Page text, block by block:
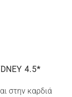
4.5*
στην καρδιά